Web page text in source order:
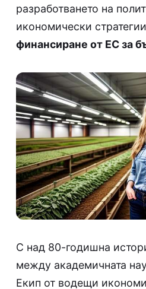
разработването на
икономически
финансиране от ЕС за
С над 80-годишна
между академичната
Екип от водещи